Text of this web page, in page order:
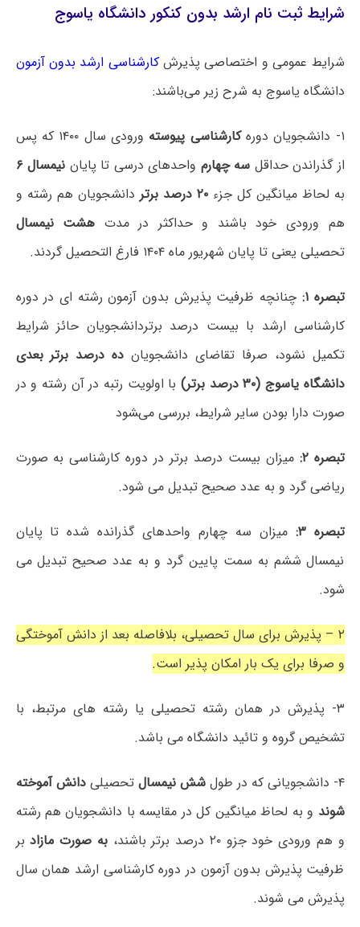
شرایط ثبت نام ارشد بدون کنکور دانشگاه یاسوج
شرایط عمومی و اختصاصی پذیرشکارشناسی ارشد بدون آزمون
دانشگاه ‌یاسوج به شرح زیر می‌باشند:
۱- ﺩﺍﻧﺸﺠﻮﯾﺎﻥ ﺩﻭﺭﻩ ﮐﺎﺭﺷﻨﺎﺳﯽ ﭘﯿﻮﺳﺘﻪ
ﻭﺭﻭﺩﯼ ﺳﺎﻝ ۱۴۰۰ ﮐﻪ ﭘﺲ
ﺍﺯ ﮔﺬﺭﺍﻧﺪﻥ ﺣﺪﺍﻗﻞ ﺳﻪ ﭼﻬﺎﺭﻡ ﻭﺍﺣﺪﻫﺎﯼ ﺩﺭﺳﯽ ﺗﺎ ﭘﺎﯾﺎﻥ ﻧﯿﻤﺴﺎﻝ ۶
ﺑﻪ ﻟﺤﺎﻅ ﻣﯿﺎﻧﮕﯿﻦ ﮐﻞ ﺟﺰء۲۰ ﺩﺭﺻﺪ ﺑﺮﺗﺮ
ﺩﺍﻧﺸﺠﻮﯾﺎﻥ ﻫﻢ ﺭﺷﺘﻪ ﻭ
ﻫﻢ ﻭﺭﻭﺩﯼ ﺧﻮﺩ ﺑﺎﺷﻨﺪ ﻭ ﺣﺪﺍﮐﺜﺮ ﺩﺭ ﻣﺪﺕ ﻫﺸﺖ ﻧﯿﻤﺴﺎﻝ
ﺗﺤﺼﯿﻠﯽ ﯾﻌﻨﯽ ﺗﺎ ﭘﺎﯾﺎﻥ ﺷﻬﺮﯾﻮﺭ ﻣﺎﻩ ۱۴۰۴ ﻓﺎﺭﻍ ﺍﻟﺘﺤﺼﯿﻞ ﮔﺮﺩﻧﺪ.
ﺗﺒﺼﺮﻩ ۱: ﭼﻨﺎﻧﭽﻪ ﻇﺮﻓﯿﺖ ﭘﺬﯾﺮﺵ ﺑﺪﻭﻥ ﺁﺯﻣﻮﻥ ﺭﺷﺘﻪ ﺍﯼ ﺩﺭ ﺩﻭﺭﻩ
ﮐﺎﺭﺷﻨﺎﺳﯽ ﺍﺭﺷﺪ ﺑﺎ ﺑﯿﺴﺖ ﺩﺭﺻﺪ ﺑﺮﺗﺮﺩﺍﻧﺸﺠﻮﯾﺎﻥ ﺣﺎﺋﺰ ﺷﺮﺍﯾﻂ
ﺗﮑﻤﯿﻞ ﻧﺸﻮﺩ، ﺻﺮﻓﺎ ﺗﻘﺎﺿﺎﯼ ﺩﺍﻧﺸﺠﻮﯾﺎﻥ ﺩﻩ ﺩﺭﺻﺪ ﺑﺮﺗﺮ ﺑﻌﺪﯼ
ﺩﺍﻧﺸﮕﺎﻩ ﯾﺎﺳﻮﺝ (۳۰ ﺩﺭﺻﺪ ﺑﺮﺗﺮ)
ﺑﺎ ﺍﻭﻟﻮﯾﺖ ﺭﺗﺒﻪ ﺩﺭ ﺁﻥ ﺭﺷﺘﻪ ﻭ ﺩﺭ
ﺻﻮﺭﺕ ﺩﺍﺭﺍ ﺑﻮﺩﻥ ﺳﺎﯾﺮ ﺷﺮﺍﯾﻂ، ﺑﺮﺭﺳﯽ می‌ﺸﻮﺩ
ﺗﺒﺼﺮﻩ ۲:
ﻣﯿﺰﺍﻥ ﺑﯿﺴﺖ ﺩﺭﺻﺪ ﺑﺮﺗﺮ ﺩﺭ ﺩﻭﺭﻩ ﮐﺎﺭﺷﻨﺎﺳﯽ ﺑﻪ ﺻﻮﺭﺕ
ﺭﯾﺎﺿﯽ ﮔﺮﺩ ﻭ ﺑﻪ ﻋﺪﺩ ﺻﺤﯿﺢ ﺗﺒﺪﯾﻞ ﻣﯽ ﺷﻮﺩ.
ﺗﺒﺼﺮﻩ ۳:
ﻣﯿﺰﺍﻥ ﺳﻪ ﭼﻬﺎﺭﻡ ﻭﺍﺣﺪﻫﺎﯼ ﮔﺬﺭﺍﻧﺪﻩ ﺷﺪﻩ ﺗﺎ ﭘﺎﯾﺎﻥ
ﻧﯿﻤﺴﺎﻝ ﺷﺸﻢ ﺑﻪ ﺳﻤﺖ ﭘﺎﯾﯿﻦ ﮔﺮﺩ ﻭ به ﻋﺪﺩ ﺻﺤﯿﺢ ﺗﺒﺪﯾﻞ ﻣﯽ
ﺷﻮﺩ.
۲ – ﭘﺬﯾﺮﺵ ﺑﺮﺍﯼ ﺳﺎﻝ ﺗﺤﺼﯿﻠﯽ، ﺑﻼﻓﺎﺻﻠﻪ ﺑﻌﺪ ﺍﺯ ﺩﺍﻧﺶ ﺁﻣﻮﺧﺘﮕﯽ
ﻭ ﺻﺮﻓﺎ ﺑﺮﺍﯼ ﯾﮏ ﺑﺎﺭ ﺍﻣﮑﺎﻥ ﭘﺬﯾﺮ ﺍﺳﺖ.
۳- ﭘﺬﯾﺮﺵ ﺩﺭ ﻫﻤﺎﻥ ﺭﺷﺘﻪ ﺗﺤﺼﯿﻠﯽ ﯾﺎ ﺭﺷﺘﻪ ﻫﺎﯼ ﻣﺮﺗﺒﻂ، ﺑﺎ
ﺗﺸﺨﯿﺺ ﮔﺮﻭﻩ ﻭ ﺗﺎﺋﯿﺪ ﺩﺍﻧﺸﮕﺎﻩ ﻣﯽ ﺑﺎﺷﺪ.
۴- ﺩﺍﻧﺸﺠﻮﯾﺎﻧﯽ ﮐﻪ ﺩﺭ ﻃﻮﻝ ﺷﺶ ﻧﯿﻤﺴﺎﻝ ﺗﺤﺼﯿﻠﯽﺩﺍﻧﺶ ﺁﻣﻮﺧﺘﻪ
ﺷﻮﻧﺪ ﻭ ﺑﻪ ﻟﺤﺎﻅ ﻣﯿﺎﻧﮕﯿﻦ ﮐﻞ ﺩﺭ ﻣﻘﺎﯾﺴﻪ ﺑﺎ ﺩﺍﻧﺸﺠﻮﯾﺎﻥ ﻫﻢ ﺭﺷﺘﻪ
ﻭ ﻫﻢ ﻭﺭﻭﺩﯼ ﺧﻮﺩ ﺟﺰﻭ ۲۰ ﺩﺭﺻﺪ ﺑﺮﺗﺮ ﺑﺎﺷﻨﺪ،
ﺑﻪ ﺻﻮﺭﺕ ﻣﺎﺯﺍﺩﺑﺮ
ﻇﺮﻓﯿﺖ ﭘﺬﯾﺮﺵ ﺑﺪﻭﻥ ﺁﺯﻣﻮﻥ ﺩﺭ ﺩﻭﺭﻩ ﮐﺎﺭﺷﻨﺎﺳﯽ ﺍﺭﺷﺪ ﻫﻤﺎﻥ ﺳﺎﻝ
ﭘﺬﯾﺮﺵ ﻣﯽ ﺷﻮﻧﺪ.